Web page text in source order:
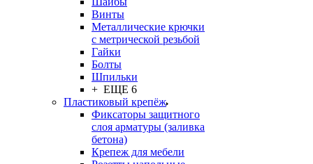
Винты
Металлические крючки
с метрической резьбой
Гайки
Болты
Шпильки
+ ЕЩЕ 6
Пластиковый крепёж
Фиксаторы защитного
слоя арматуры (заливка
бетона)
Крепеж для мебели